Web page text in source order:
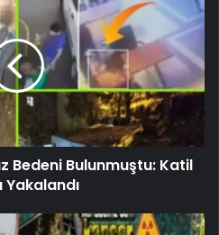
Bedeni Bulunmuştu: Katil
Yakalandı